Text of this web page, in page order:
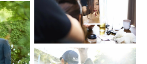
写る写らない関係なく撮影やご依頼
連絡と変わる場合は撮影当日でも必
ます。
なります。
2名以上での撮影は基本的に2枠でご予